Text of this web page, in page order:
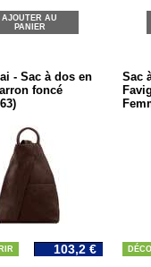
AJOUTER AU
PANIER
- Sac à dos en
foncé
103,2 €
Sac